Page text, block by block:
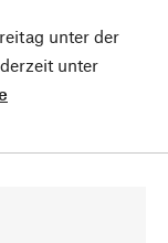
unter der
unter